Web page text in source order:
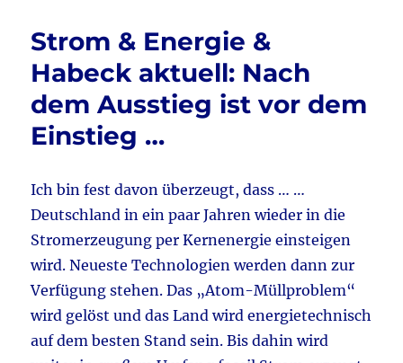
o
o
k
Strom & Energie &
Habeck aktuell: Nach
dem Ausstieg ist vor dem
Einstieg …
Ich bin fest davon überzeugt, dass … …
Deutschland in ein paar Jahren wieder in die
Stromerzeugung per Kernenergie einsteigen
wird. Neueste Technologien werden dann zur
Verfügung stehen. Das „Atom-Müllproblem“
wird gelöst und das Land wird energietechnisch
auf dem besten Stand sein. Bis dahin wird